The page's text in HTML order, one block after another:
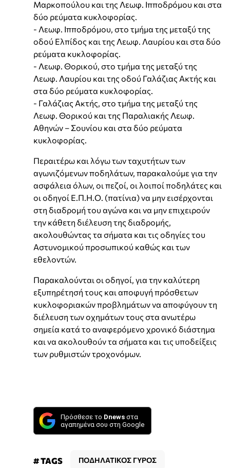
Μαρκοπούλου και της Λεωφ. Ιπποδρόμου και στα
δύο ρεύματα κυκλοφορίας.
- Λεωφ. Ιπποδρόμου, στο τμήμα της μεταξύ της
οδού Ελπίδος και της Λεωφ. Λαυρίου και στα δύο
ρεύματα κυκλοφορίας.
- Λεωφ. Θορικού, στο τμήμα της μεταξύ της
Λεωφ. Λαυρίου και της οδού Γαλάζιας Ακτής και
στα δύο ρεύματα κυκλοφορίας.
- Γαλάζιας Ακτής, στο τμήμα της μεταξύ της
Λεωφ. Θορικού και της Παραλιακής Λεωφ.
Αθηνών – Σουνίου και στα δύο ρεύματα
κυκλοφορίας.
Περαιτέρω και λόγω των ταχυτήτων των
αγωνιζόμενων ποδηλάτων, παρακαλούμε για την
ασφάλεια όλων, οι πεζοί, οι λοιποί ποδηλάτες και
οι οδηγοί Ε.Π.Η.Ο. (πατίνια) να μην εισέρχονται
στη διαδρομή του αγώνα και να μην επιχειρούν
την κάθετη διέλευση της διαδρομής,
ακολουθώντας τα σήματα και τις οδηγίες του
Αστυνομικού προσωπικού καθώς και των
εθελοντών.
Παρακαλούνται οι οδηγοί, για την καλύτερη
εξυπηρέτησή τους και αποφυγή πρόσθετων
κυκλοφοριακών προβλημάτων να αποφύγουν τη
διέλευση των οχημάτων τους στα ανωτέρω
σημεία κατά το αναφερόμενο χρονικό διάστημα
και να ακολουθούν τα σήματα και τις υποδείξεις
των ρυθμιστών τροχονόμων.
Πρόσθεσε το Dnews στα
αγαπημένα σου στη Google
# TAGS ΠΟΔΗΛΑΤΙΚΟΣ ΓΥΡΟΣ